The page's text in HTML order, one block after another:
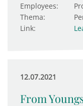
Employees:
Thema:
Link:
12.07.2021
From